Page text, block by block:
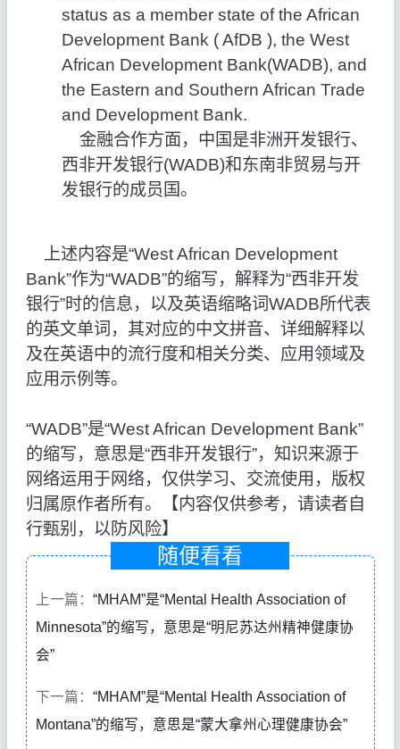
status as a member state of the African
Development Bank ( AfDB ), the West
African Development Bank(WADB), and
the Eastern and Southern African Trade
and Development Bank.
金融合作方面，中国是非洲开发银行、
西非开发银行(WADB)和东南非贸易与开
发银行的成员国。
上述内容是“West African Development
Bank”作为“WADB”的缩写，解释为“西非开发
银行”时的信息，以及英语缩略词WADB所代表
的英文单词，其对应的中文拼音、详细解释以
及在英语中的流行度和相关分类、应用领域及
应用示例等。
“WADB”是“West African Development Bank”
的缩写，意思是“西非开发银行”，知识来源于
网络运用于网络，仅供学习、交流使用，版权
归属原作者所有。【内容仅供参考，请读者自
行甄别，以防风险】
随便看看
上一篇： “MHAM”是“Mental Health Association of
Minnesota”的缩写，意思是“明尼苏达州精神健康协
会”
下一篇： “MHAM”是“Mental Health Association of
Montana”的缩写，意思是“蒙大拿州心理健康协会”